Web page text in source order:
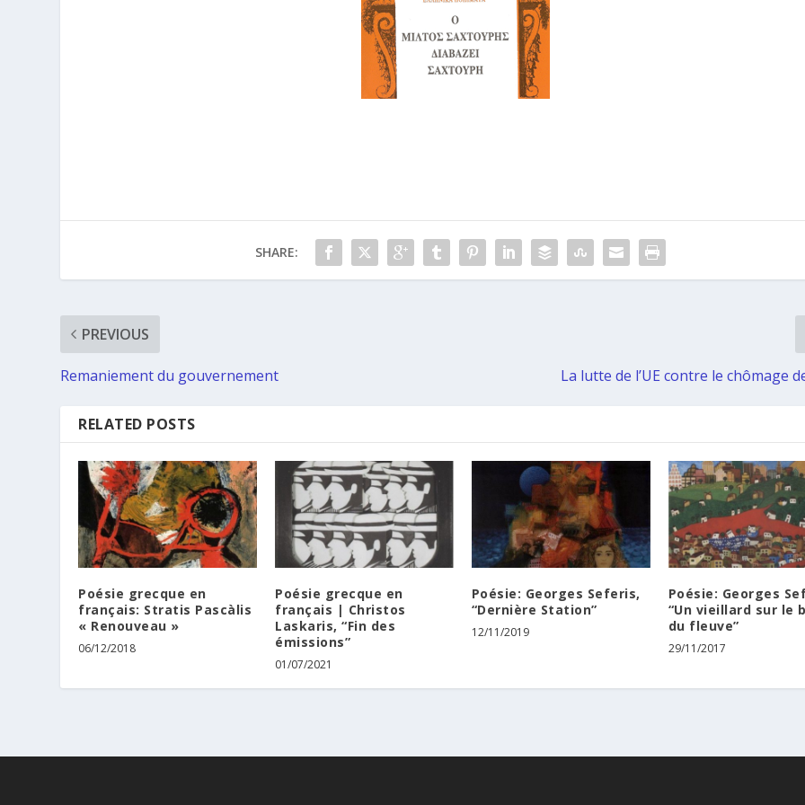
SHARE:
PREVIOUS
Remaniement du gouvernement La lutte de l’UE contre le chômage
RELATED POSTS
Poésie grecque en
français: Stratis Pascàlis
« Renouveau »
06/12/2018
Poésie grecque en
français | Christos
Laskaris, “Fin des
émissions”
01/07/2021
Poésie: Georges Seferis,
“Dernière Station”
12/11/2019
Poésie: Georges
“Un vieillard sur le
du fleuve”
29/11/2017